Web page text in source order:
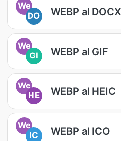
We
DO
WEBP al DOCX
We
GI
WEBP al GIF
We
HE
WEBP al HEIC
We
IC
WEBP al ICO